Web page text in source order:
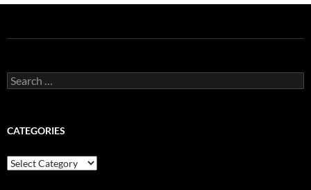
Search
for:
CATEGORIES
Categories